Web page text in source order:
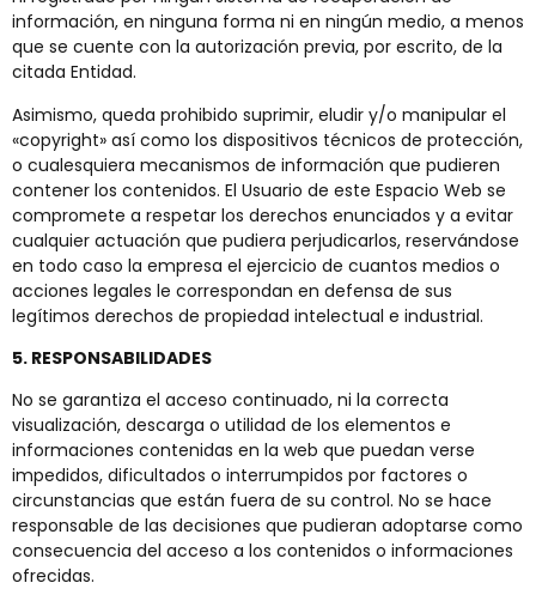
información, en ninguna forma ni en ningún medio, a menos
que se cuente con la autorización previa, por escrito, de la
citada Entidad.
Asimismo, queda prohibido suprimir, eludir y/o manipular el
«copyright» así como los dispositivos técnicos de protección,
o cualesquiera mecanismos de información que pudieren
contener los contenidos. El Usuario de este Espacio Web se
compromete a respetar los derechos enunciados y a evitar
cualquier actuación que pudiera perjudicarlos, reservándose
en todo caso la empresa el ejercicio de cuantos medios o
acciones legales le correspondan en defensa de sus
legítimos derechos de propiedad intelectual e industrial.
5. RESPONSABILIDADES
No se garantiza el acceso continuado, ni la correcta
visualización, descarga o utilidad de los elementos e
informaciones contenidas en la web que puedan verse
impedidos, dificultados o interrumpidos por factores o
circunstancias que están fuera de su control. No se hace
responsable de las decisiones que pudieran adoptarse como
consecuencia del acceso a los contenidos o informaciones
ofrecidas.